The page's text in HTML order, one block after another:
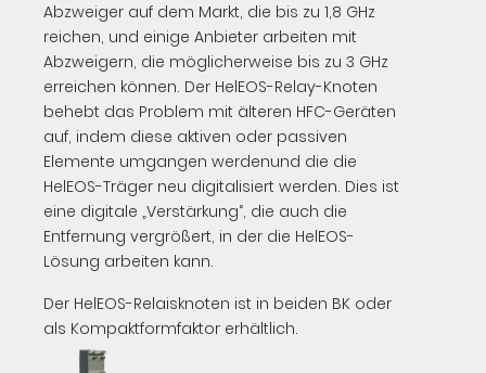
Abzweiger auf dem Markt, die bis zu 1,8 GHz
reichen, und einige Anbieter arbeiten mit
Abzweigern, die möglicherweise bis zu 3 GHz
erreichen können. Der HelEOS-Relay-Knoten
behebt das Problem mit älteren HFC-Geräten
auf, indem diese aktiven oder passiven
Elemente umgangen werdenund die die
HelEOS-Träger neu digitalisiert werden. Dies ist
eine digitale „Verstärkung“, die auch die
Entfernung vergrößert, in der die HelEOS-
Lösung arbeiten kann.
Der HelEOS-Relaisknoten ist in beiden BK oder
als Kompaktformfaktor erhältlich.